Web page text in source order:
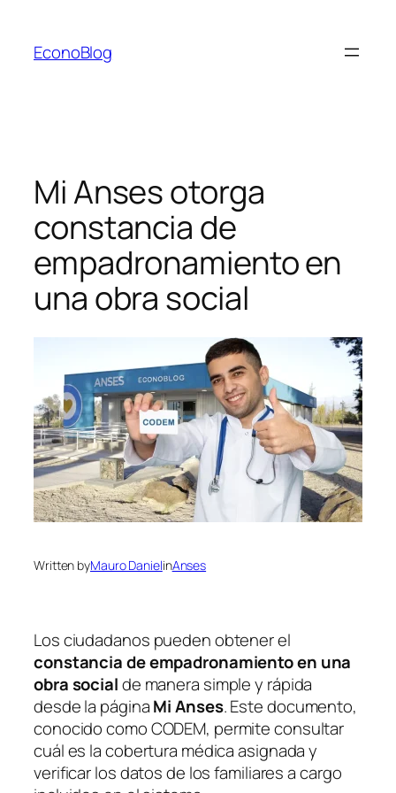
contenido
EconoBlog
Mi Anses otorga
constancia de
empadronamiento en
una obra social
Written byMauro DanielinAnses
Los ciudadanos pueden obtener el
constancia de empadronamiento en una
obra socialde manera simple y rápida
desde la páginaMi Anses. Este documento,
conocido como CODEM, permite consultar
cuál es la cobertura médica asignada y
verificar los datos de los familiares a cargo